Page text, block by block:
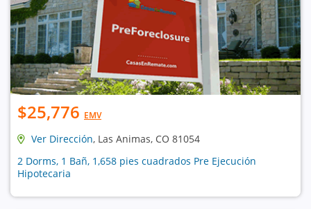
$25,776 EMV
Ver Dirección, Las Animas, CO 81054
2 Dorms, 1 Bañ, 1,658 pies cuadrados Pre Ejecución
Hipotecaria